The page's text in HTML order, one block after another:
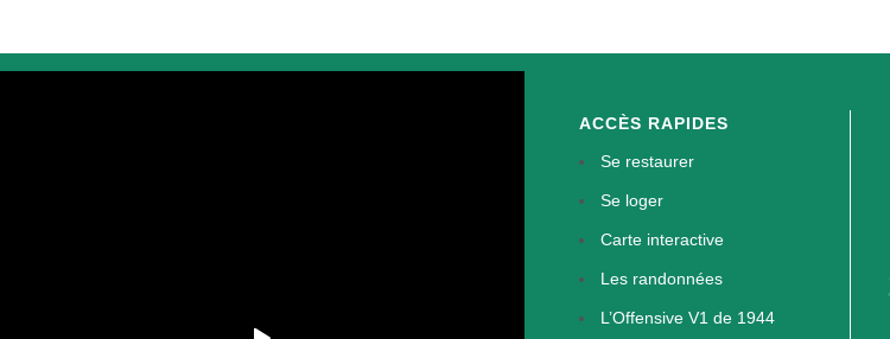
ACCÈS RAPIDES
Se restaurer
Se loger
Carte interactive
Les randonnées
L’Offensive V1 de 1944